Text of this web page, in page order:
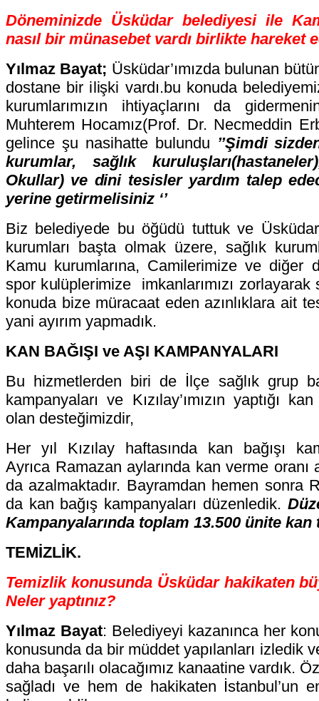
Döneminizde Üsküdar belediyesi ile
nasıl bir münasebet vardı birlikte hareket
Yılmaz Bayat; Üsküdar’ımızda bulunan
dostane bir ilişki vardı.bu konuda
kurumlarımızın ihtiyaçlarını da
Muhterem Hocamız(Prof. Dr. Necmeddin
gelince şu nasihatte bulundu ’’Şimdi
kurumlar, sağlık
Okullar) ve dini tesisler yardım talep
yerine getirmelisiniz ‘’
Biz belediyede bu öğüdü tuttuk ve
kurumları başta olmak üzere, sağlık
Kamu kurumlarına, Camilerimize ve diğer
spor kulüplerimize imkanlarımızı
konuda bize müracaat eden azınlıklara ait
yani ayırım yapmadık.
KAN BAĞIŞI ve AŞI KAMPANYALARI
Bu hizmetlerden biri de İlçe sağlık grup
kampanyaları ve Kızılay’ımızın yaptığı
olan desteğimizdir,
Her yıl Kızılay haftasında kan bağışı
Ayrıca Ramazan aylarında kan verme oranı
da azalmaktadır. Bayramdan hemen sonra
da kan bağış kampanyaları düzenledik.
Kampanyalarında toplam 13.500 ünite kan
TEMİZLİK.
Temizlik konusunda Üsküdar hakikaten
Neler yaptınız?
Yılmaz Bayat: Belediyeyi kazanınca her
konusunda da bir müddet yapılanları izledik
daha başarılı olacağımız kanaatine vardık.
sağladı ve hem de hakikaten İstanbul’un